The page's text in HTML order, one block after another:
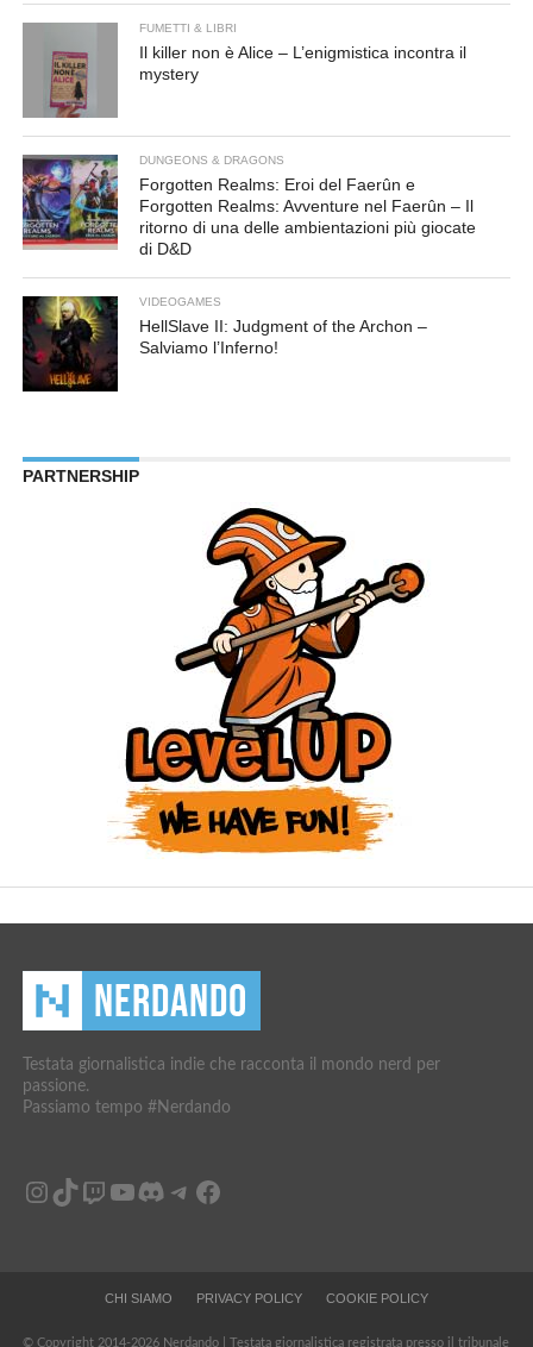
FUMETTI & LIBRI
Il killer non è Alice – L’enigmistica incontra il
mystery
DUNGEONS & DRAGONS
Forgotten Realms: Eroi del Faerûn e
Forgotten Realms: Avventure nel Faerûn – Il
ritorno di una delle ambientazioni più giocate
di D&D
VIDEOGAMES
HellSlave II: Judgment of the Archon –
Salviamo l’Inferno!
PARTNERSHIP
Testata giornalistica indie che racconta il mondo nerd per
passione.
Passiamo tempo #Nerdando
Instagram
TikTok
Twitch
YouTube
Discord
Telegram
Facebook
CHI SIAMO PRIVACY POLICY COOKIE POLICY
© Copyright 2014-2026 Nerdando | Testata giornalistica registrata presso il tribunale